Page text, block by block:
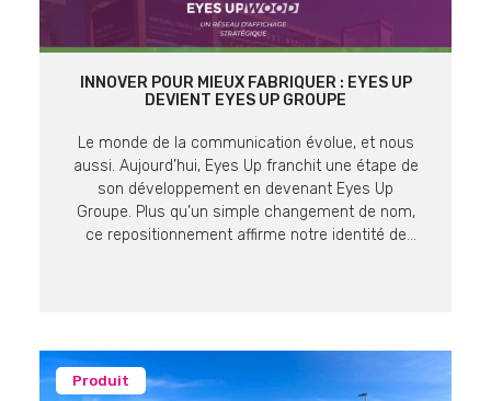
INNOVER POUR MIEUX FABRIQUER : EYES UP
DEVIENT EYES UP GROUPE
Le monde de la communication évolue, et nous
aussi. Aujourd’hui, Eyes Up franchit une étape de
son développement en devenant Eyes Up
Groupe. Plus qu’un simple changement de nom,
ce repositionnement affirme notre identité de
Produit